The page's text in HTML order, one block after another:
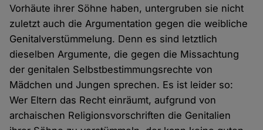
Vorhäute ihrer Söhne haben, untergruben sie nicht
zuletzt auch die Argumentation gegen die weibliche
Genitalverstümmelung. Denn es sind letztlich
dieselben Argumente, die gegen die Missachtung
der genitalen Selbstbestimmungsrechte von
Mädchen und Jungen sprechen. Es ist leider so:
Wer Eltern das Recht einräumt, aufgrund von
archaischen Religionsvorschriften die Genitalien